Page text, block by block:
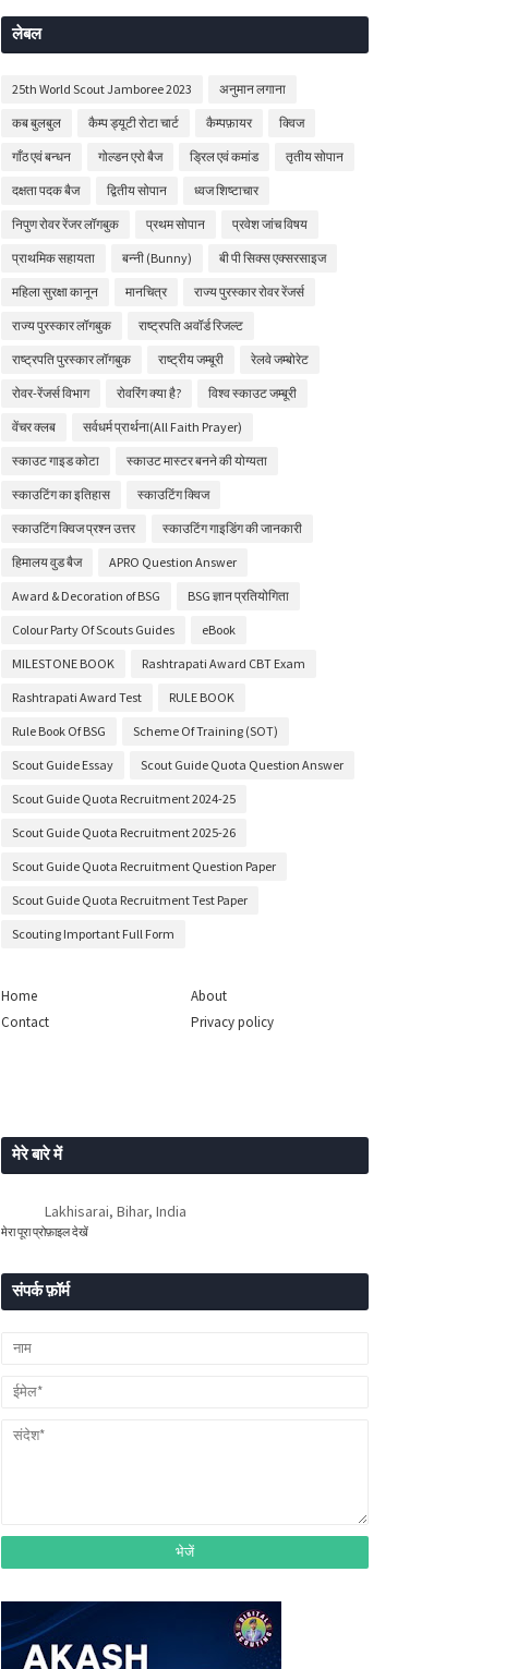
लेबल
25th World Scout Jamboree 2023 अनुमान लगाना
कब बुलबुल कैम्प ड्यूटी रोटा चार्ट कैम्पफ़ायर क्विज
गाँठ एवं बन्धन गोल्डन एरो बैज ड्रिल एवं कमांड तृतीय सोपान
दक्षता पदक बैज द्वितीय सोपान ध्वज शिष्टाचार
निपुण रोवर रेंजर लॉगबुक प्रथम सोपान प्रवेश जांच विषय
प्राथमिक सहायता बन्नी (Bunny) बी पी सिक्स एक्सरसाइज
महिला सुरक्षा कानून मानचित्र राज्य पुरस्कार रोवर रेंजर्स
राज्य पुरस्कार लॉगबुक राष्ट्रपति अवॉर्ड रिजल्ट
राष्ट्रपति पुरस्कार लॉगबुक राष्ट्रीय जम्बूरी रेलवे जम्बोरेट
रोवर-रेंजर्स विभाग रोवरिंग क्या है? विश्व स्काउट जम्बूरी
वेंचर क्लब सर्वधर्म प्रार्थना(All Faith Prayer)
स्काउट गाइड कोटा स्काउट मास्टर बनने की योग्यता
स्काउटिंग का इतिहास स्काउटिंग क्विज
स्काउटिंग क्विज प्रश्न उत्तर स्काउटिंग गाइडिंग की जानकारी
हिमालय वुड बैज APRO Question Answer
Award & Decoration of BSG BSG ज्ञान प्रतियोगिता
Colour Party Of Scouts Guides eBook
MILESTONE BOOK Rashtrapati Award CBT Exam
Rashtrapati Award Test RULE BOOK
Rule Book Of BSG Scheme Of Training (SOT)
Scout Guide Essay Scout Guide Quota Question Answer
Scout Guide Quota Recruitment 2024-25
Scout Guide Quota Recruitment 2025-26
Scout Guide Quota Recruitment Question Paper
Scout Guide Quota Recruitment Test Paper
Scouting Important Full Form
Home
About
Contact
Privacy policy
मेरे बारे में
Lakhisarai, Bihar, India
मेरा पूरा प्रोफ़ाइल देखें
संपर्क फ़ॉर्म